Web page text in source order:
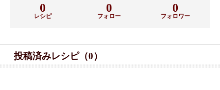
0
レシピ
0
フォロー
0
フォロワー
投稿済みレシピ（0）